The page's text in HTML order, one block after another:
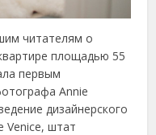
читателям о
площадью 55
первым
Annie
дизайнерского
Venice, штат